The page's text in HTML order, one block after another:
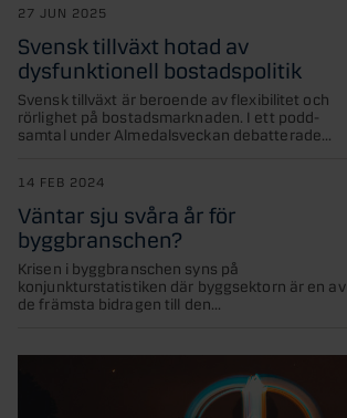
27 JUN 2025
Svensk tillväxt hotad av
dysfunktionell bostadspolitik
Svensk tillväxt är beroende av flexibilitet och
rörlighet på bostadsmarknaden. I ett podd-
samtal under Almedalsveckan debatterade...
14 FEB 2024
Väntar sju svåra år för
byggbranschen?
Krisen i byggbranschen syns på
konjunkturstatistiken där byggsektorn är en av
de främsta bidragen till den...